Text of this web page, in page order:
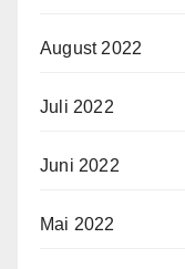
August 2022
Juli 2022
Juni 2022
Mai 2022